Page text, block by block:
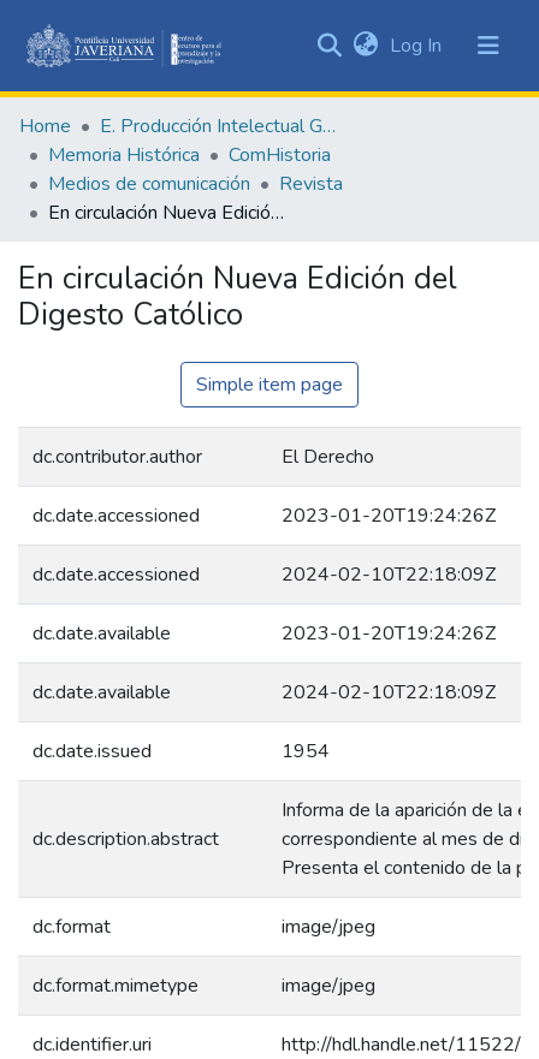
&
Collections
All of DSpace
Log In (current)
Home
E. Producción Intelectual General
Memoria Histórica
ComHistoria
Medios de comunicación
Revista
En circulación Nueva Edición del Digesto Católico
En circulación Nueva Edición del
Digesto Católico
Simple item page
dc.contributor.author El Derecho
dc.date.accessioned 2023-01-20T19:24:26Z
dc.date.accessioned 2024-02-10T22:18:09Z
dc.date.available 2023-01-20T19:24:26Z
dc.date.available 2024-02-10T22:18:09Z
dc.date.issued 1954
dc.description.abstract
Informa de la aparición de la
correspondiente al mes de
Presenta el contenido de la
dc.format image/jpeg
dc.format.mimetype image/jpeg
dc.identifier.uri http://hdl.handle.net/11522/